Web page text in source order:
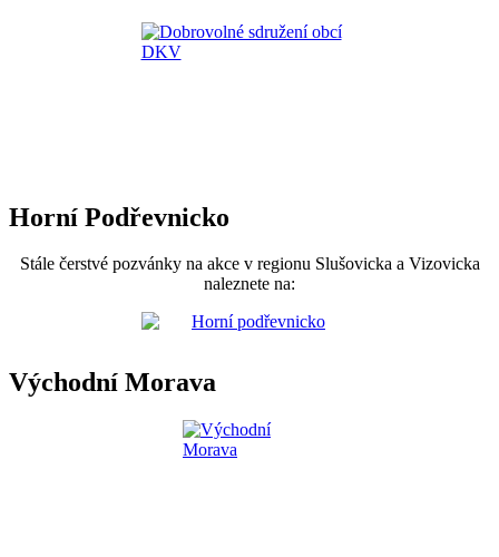
Horní Podřevnicko
Stále čerstvé pozvánky na akce v regionu Slušovicka a Vizovicka
naleznete na:
Východní Morava